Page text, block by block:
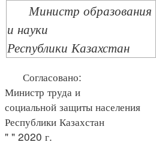
Министр образования
и науки
Республики Казахстан
Согласовано:
Министр труда и
социальной защиты населения
Республики Казахстан
" " 2020 г.